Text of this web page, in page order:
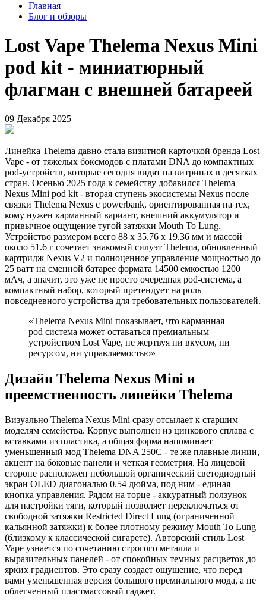
Главная
Блог и обзоры
Lost Vape Thelema Nexus Mini
pod kit - миниатюрный
флагман с внешней батареей
09 Декабря 2025
Линейка Thelema давно стала визитной карточкой бренда Lost
Vape - от тяжелых боксмодов с платами DNA до компактных
pod-устройств, которые сегодня видят на витринах в десятках
стран. Осенью 2025 года к семейству добавился Thelema
Nexus Mini pod kit - вторая ступень экосистемы Nexus после
связки Thelema Nexus с powerbank, ориентированная на тех,
кому нужен карманный вариант, внешний аккумулятор и
привычное ощущение тугой затяжки Mouth To Lung.
Устройство размером всего 88 х 35.76 х 19.36 мм и массой
около 51.6 г сочетает знакомый силуэт Thelema, обновленный
картридж Nexus V2 и полноценное управление мощностью до
25 ватт на сменной батарее формата 14500 емкостью 1200
мАч, а значит, это уже не просто очередная pod-система, а
компактный набор, который претендует на роль
повседневного устройства для требовательных пользователей.
«Thelema Nexus Mini показывает, что карманная
pod система может оставаться премиальным
устройством Lost Vape, не жертвуя ни вкусом, ни
ресурсом, ни управляемостью»
Дизайн Thelema Nexus Mini и
преемственность линейки Thelema
Визуально Thelema Nexus Mini сразу отсылает к старшим
моделям семейства. Корпус выполнен из цинкового сплава с
вставками из пластика, а общая форма напоминает
уменьшенный мод Thelema DNA 250C - те же плавные линии,
акцент на боковые панели и четкая геометрия. На лицевой
стороне расположен небольшой органический светодиодный
экран OLED диагональю 0.54 дюйма, под ним - единая
кнопка управления. Рядом на торце - аккуратный ползунок
для настройки тяги, который позволяет переключаться от
свободной затяжки Restricted Direct Lung (ограниченной
кальянной затяжки) к более плотному режиму Mouth To Lung
(близкому к классической сигарете). Авторский стиль Lost
Vape узнается по сочетанию строгого металла и
выразительных панелей - от спокойных темных расцветок до
ярких градиентов. Это сразу создает ощущение, что перед
вами уменьшенная версия большого премиального мода, а не
облегченный пластмассовый гаджет.